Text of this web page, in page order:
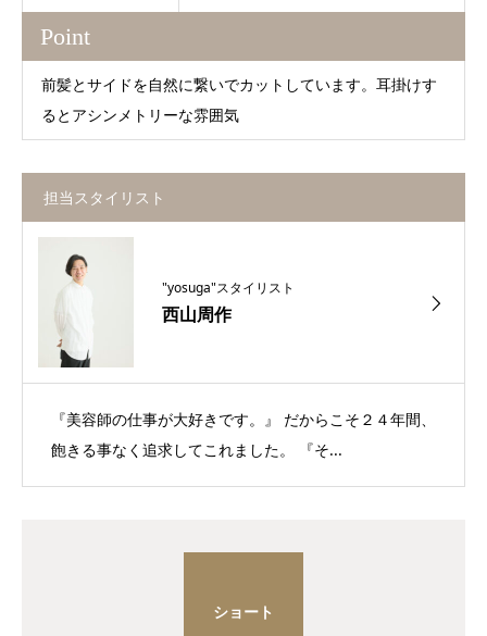
Point
前髪とサイドを自然に繋いでカットしています。耳掛けす
るとアシンメトリーな雰囲気
担当スタイリスト
"yosuga"スタイリスト
西山周作
『美容師の仕事が大好きです。』 だからこそ２４年間、
飽きる事なく追求してこれました。 『そ...
ショート